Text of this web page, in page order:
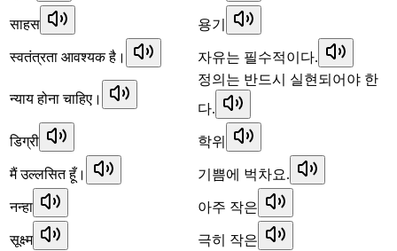
साहस 용기
स्वतंत्रता आवश्यक है। 자유는 필수적이다.
न्याय होना चाहिए।
정의는 반드시 실현되어야 한
다.
डिग्री 학위
मैं उल्लसित हूँ। 기쁨에 벅차요.
नन्हा 아주 작은
सूक्ष्म 극히 작은